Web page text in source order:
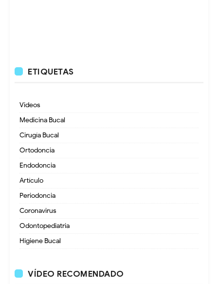
ETIQUETAS
Videos
Medicina Bucal
Cirugía Bucal
Ortodoncia
Endodoncia
Artículo
Periodoncia
Coronavirus
Odontopediatria
Higiene Bucal
VÍDEO RECOMENDADO